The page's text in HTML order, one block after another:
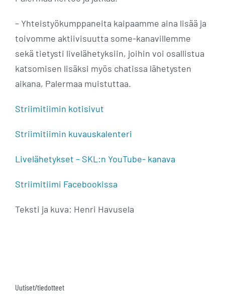
– Yhteistyökumppaneita kaipaamme aina lisää ja
toivomme aktiivisuutta some-kanavillemme
sekä tietysti livelähetyksiin, joihin voi osallistua
katsomisen lisäksi myös chatissa lähetysten
aikana, Palermaa muistuttaa.
Striimitiimin kotisivut
Striimitiimin kuvauskalenteri
Livelähetykset – SKL:n YouTube- kanava
Striimitiimi Facebookissa
Teksti ja kuva: Henri Havusela
Uutiset/tiedotteet